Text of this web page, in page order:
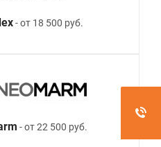
- от 18 500 руб.
- от 22 500 руб.